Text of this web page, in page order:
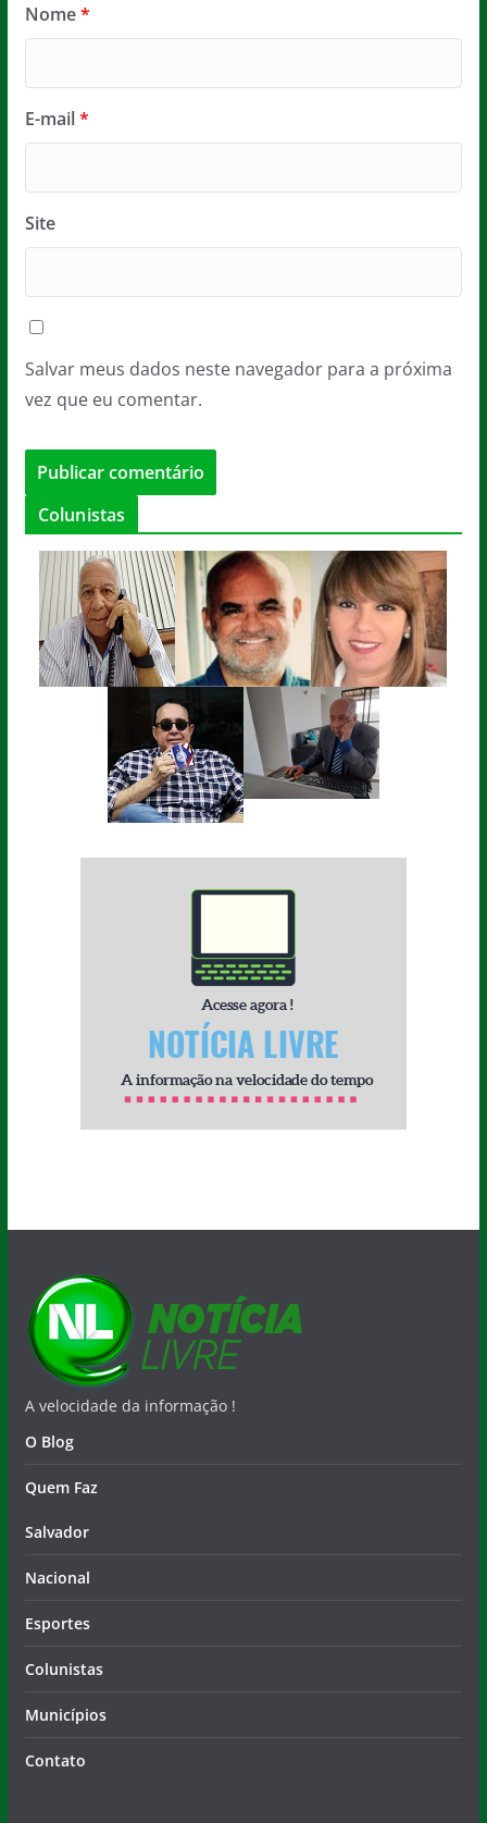
Nome*
E-mail*
Site
Salvar meus dados neste navegador para a próxima
vez que eu comentar.
Colunistas
A velocidade da informação !
O Blog
Quem Faz
Salvador
Nacional
Esportes
Colunistas
Municípios
Contato